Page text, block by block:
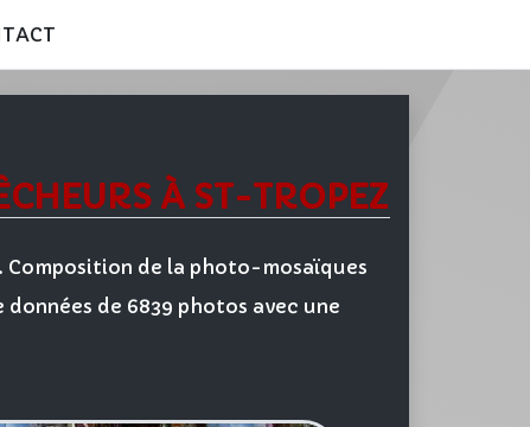
À ST-TROPEZ
Composition de la photo-mosaïques
de 6839 photos avec une